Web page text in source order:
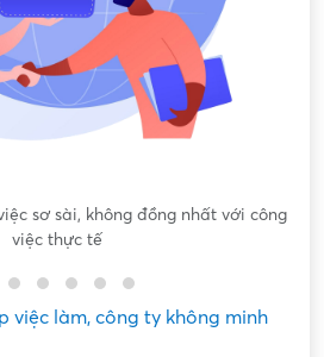
cao" dễ dàng lấy tiền "khủng"
việc làm, công ty không minh